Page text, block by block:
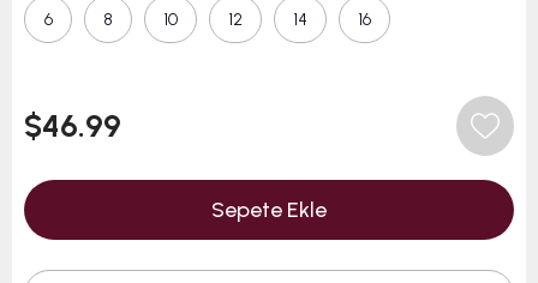
6 8 10 12 14 16
$46.99